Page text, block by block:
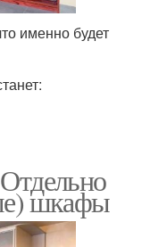
именно будет
шкафы